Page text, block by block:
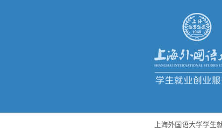
上海外国语大学学生